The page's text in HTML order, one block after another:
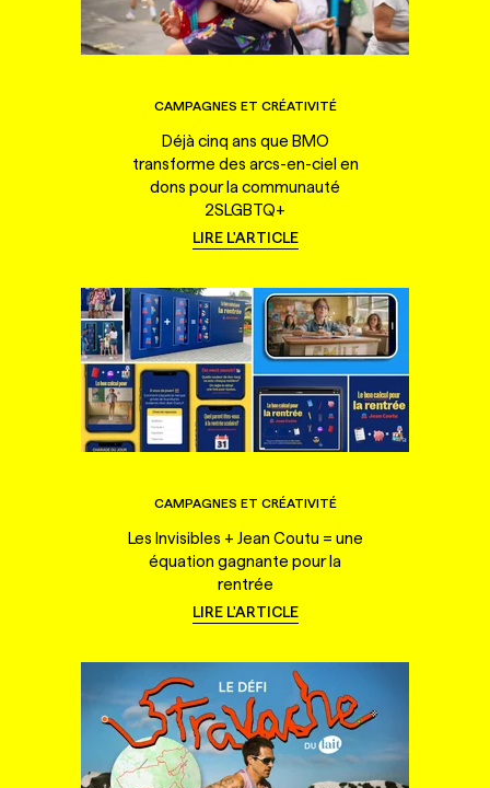
CAMPAGNES ET CRÉATIVITÉ
Déjà cinq ans que BMO
transforme des arcs-en-ciel en
dons pour la communauté
2SLGBTQ+
LIRE L'ARTICLE
CAMPAGNES ET CRÉATIVITÉ
Les Invisibles + Jean Coutu = une
équation gagnante pour la
rentrée
LIRE L'ARTICLE